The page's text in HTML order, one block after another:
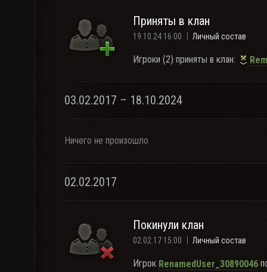
Приняты в клан
19.10.24 16:00 Личный состав
Игроки (2) приняты в клан:
03.02.2017 – 18.10.2024
Ничего не произошло
02.02.2017
Покинули клан
02.02.17 15:00 Личный состав
Игрок RenamedUser_30890046